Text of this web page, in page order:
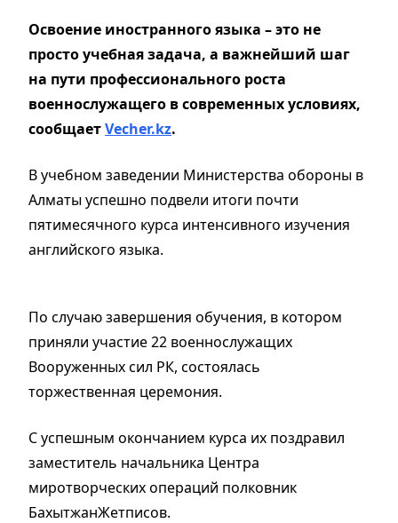
Освоение иностранного языка – это не
просто учебная задача, а важнейший шаг
на пути профессионального роста
военнослужащего в современных условиях,
сообщаетVecher.kz.
В учебном заведении Министерства обороны в
Алматы успешно подвели итоги почти
пятимесячного курса интенсивного изучения
английского языка.
По случаю завершения обучения, в котором
приняли участие 22 военнослужащих
Вооруженных сил РК, состоялась
торжественная церемония.
С успешным окончанием курса их поздравил
заместитель начальника Центра
миротворческих операций полковник
БахытжанЖетписов.